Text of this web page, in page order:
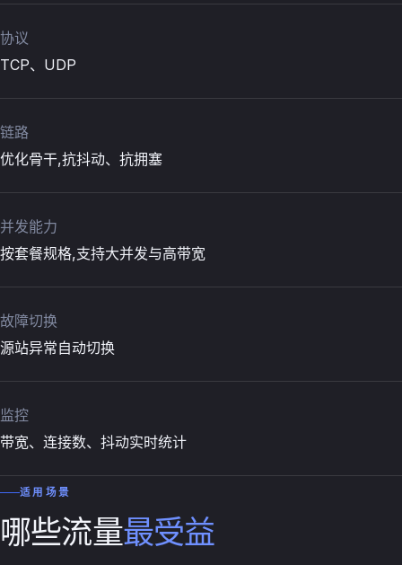
协议
TCP、UDP
链路
优化骨干,抗抖动、抗拥塞
并发能力
按套餐规格,支持大并发与高带宽
故障切换
源站异常自动切换
监控
带宽、连接数、抖动实时统计
适用场景
哪些流量最受益